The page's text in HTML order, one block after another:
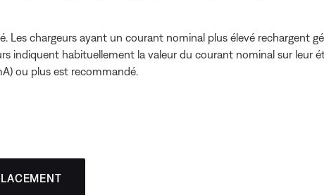
Les chargeurs ayant un courant nominal plus élevé rechargent
indiquent habituellement la valeur du courant nominal sur leur
ou plus est recommandé.